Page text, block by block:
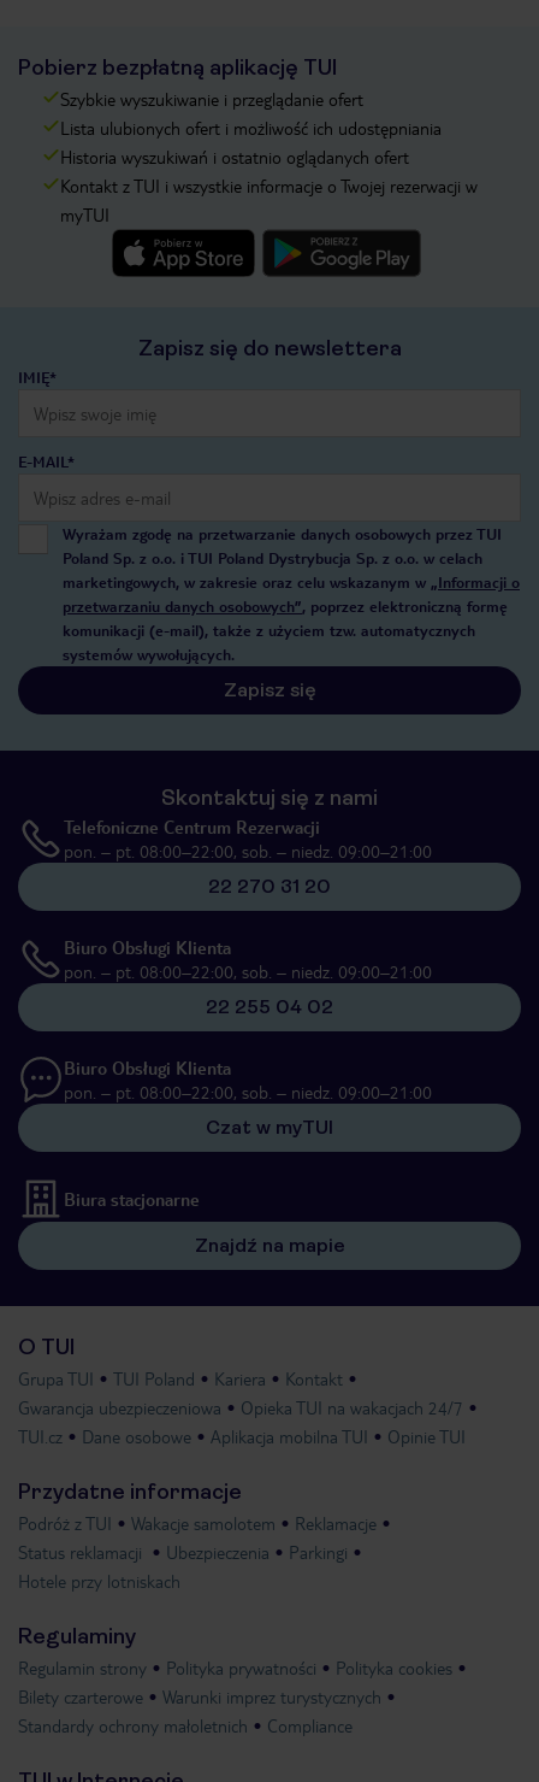
Pobierz bezpłatną aplikację TUI
Szybkie wyszukiwanie i przeglądanie ofert
Lista ulubionych ofert i możliwość ich udostępniania
Historia wyszukiwań i ostatnio oglądanych ofert
Kontakt z TUI i wszystkie informacje o Twojej rezerwacji w
myTUI
Zapisz się do newslettera
IMIĘ*
E-MAIL*
Wyrażam zgodę na przetwarzanie danych osobowych przez TUI
Poland Sp. z o.o. i TUI Poland Dystrybucja Sp. z o.o. w celach
marketingowych, w zakresie oraz celu wskazanym w „Informacji o
przetwarzaniu danych osobowych”, poprzez elektroniczną formę
komunikacji (e-mail), także z użyciem tzw. automatycznych
systemów wywołujących.
Zapisz się
Skontaktuj się z nami
Telefoniczne Centrum Rezerwacji
pon. – pt. 08:00–22:00, sob. – niedz. 09:00–21:00
22 270 31 20
Biuro Obsługi Klienta
pon. – pt. 08:00–22:00, sob. – niedz. 09:00–21:00
22 255 04 02
Biuro Obsługi Klienta
pon. – pt. 08:00–22:00, sob. – niedz. 09:00–21:00
Czat w myTUI
Biura stacjonarne
Znajdź na mapie
O TUI
Grupa TUI TUI Poland Kariera
Kontakt
Gwarancja ubezpieczeniowa
Opieka TUI na wakacjach 24/7
TUI.cz
Dane osobowe Aplikacja mobilna TUI Opinie TUI
Przydatne informacje
Podróż z TUI Wakacje samolotem
Reklamacje
Status reklamacji
Ubezpieczenia
Parkingi
Hotele przy lotniskach
Regulaminy
Regulamin strony Polityka prywatności
Polityka cookies
Bilety czarterowe
Warunki imprez turystycznych
Standardy ochrony małoletnich
Compliance